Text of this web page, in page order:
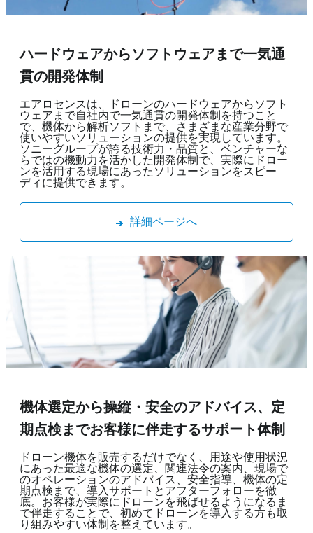
ハードウェアからソフトウェアまで一気通
貫の開発体制
エアロセンスは、ドローンのハードウェアからソフト
ウェアまで自社内で一気通貫の開発体制を持つこと
で、機体から解析ソフトまで、さまざまな産業分野で
使いやすいソリューションの提供を実現しています。
ソニーグループが誇る技術力・品質と、ベンチャーな
らではの機動力を活かした開発体制で、実際にドロー
ンを活用する現場にあったソリューションをスピー
ディに提供できます。
詳細ページへ
機体選定から操縦・安全のアドバイス、 定
期点検までお客様に伴走するサポート体制
ドローン機体を販売するだけでなく、用途や使用状況
にあった最適な機体の選定、関連法令の案内、現場で
のオペレーションのアドバイス、安全指導、機体の定
期点検まで、導入サポートとアフターフォローを徹
底。お客様が実際にドローンを飛ばせるようになるま
で伴走することで、初めてドローンを導入する方も取
り組みやすい体制を整えています。